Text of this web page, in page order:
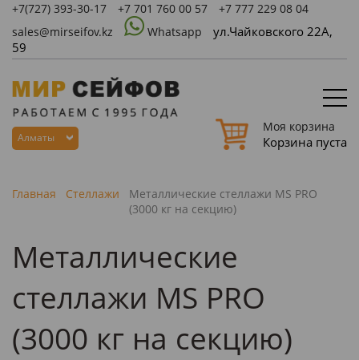
+7(727) 393-30-17 +7 701 760 00 57
+7 777 229 08 04
sales@mirseifov.kz
Whatsapp
ул.Чайковского 22А,
59
Алматы
Моя корзина
Корзина пуста
Главная Стеллажи
Металлические стеллажи MS PRO
(3000 кг на секцию)
Металлические
стеллажи MS PRO
(3000 кг на секцию)